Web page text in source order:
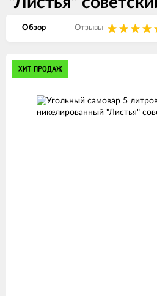
Обзор Отзывы
Изображения
ХИТ ПРОДАЖ